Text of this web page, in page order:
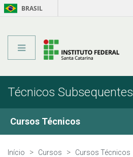
BRASIL
Técnicos Subsequentes
Cursos Técnicos
Cursos Técnicos
Início Cursos
Cursos Técnicos